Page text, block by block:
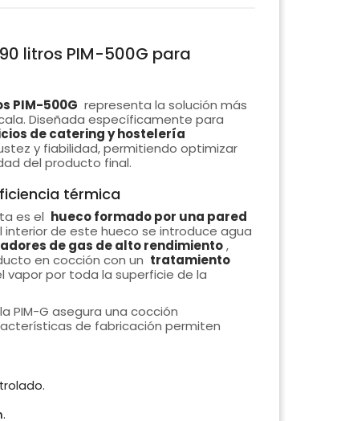
litros PIM-500G para
PIM-500G representa la solución más
Diseñada específicamente para
de catering y hostelería
y fiabilidad, permitiendo optimizar
del producto final.
térmica
es el hueco formado por una pared
interior de este hueco se introduce agua
de gas de alto rendimiento ,
en cocción con un tratamiento
vapor por toda la superficie de la
PIM-G asegura una cocción
de fabricación permiten
.